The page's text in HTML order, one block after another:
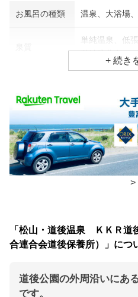
お風呂の種類 温泉、大浴場
単純温泉、低
単純硫黄泉
食事場所
朝食 食事処
夕食 食事処
チェックアウ
10:00
交通アクセス
>
「松山・道後温泉 ＫＫＲ道
合連合会道後保養所）」につ
道後公園の外周沿いにあ
です。